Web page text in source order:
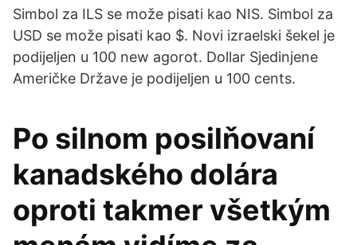
Simbol za ILS se može pisati kao NIS. Simbol za
USD se može pisati kao $. Novi izraelski šekel je
podijeljen u 100 new agorot. Dollar Sjedinjene
Američke Države je podijeljen u 100 cents.
Po silnom posilňovaní
kanadského dolára
oproti takmer všetkým